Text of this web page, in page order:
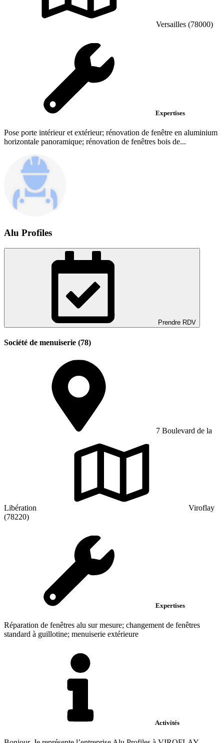
Versailles (78000)
Expertises
Pose porte intérieur et extérieur; rénovation de fenêtre en aluminium
horizontale panoramique; rénovation de fenêtres bois de...
Alu Profiles
Prendre RDV
Société de menuiserie (78)
7 Boulevard de la
Libération
Viroflay
(78220)
Expertises
Réparation de fenêtres alu sur mesure; changement de fenêtres
standard à guillotine; menuiserie extérieure
Activités